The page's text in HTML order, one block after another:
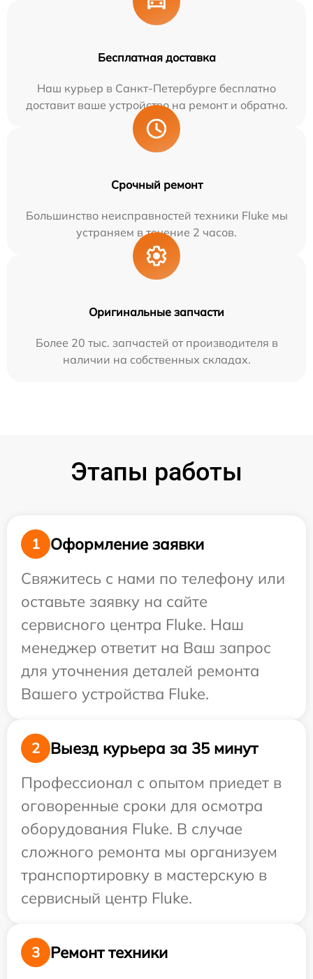
Бесплатная доставка
Наш курьер в Санкт-Петербурге бесплатно
доставит ваше устройство на ремонт и обратно.
Срочный ремонт
Большинство неисправностей техники Fluke мы
устраняем в течение 2 часов.
Оригинальные запчасти
Более 20 тыс. запчастей от производителя в
наличии на собственных складах.
Этапы работы
1
Оформление заявки
Свяжитесь с нами по телефону или
оставьте заявку на сайте
сервисного центра Fluke. Наш
менеджер ответит на Ваш запрос
для уточнения деталей ремонта
Вашего устройства Fluke.
2
Выезд курьера за 35 минут
Профессионал с опытом приедет в
оговоренные сроки для осмотра
оборудования Fluke. В случае
сложного ремонта мы организуем
транспортировку в мастерскую в
сервисный центр Fluke.
3
Ремонт техники